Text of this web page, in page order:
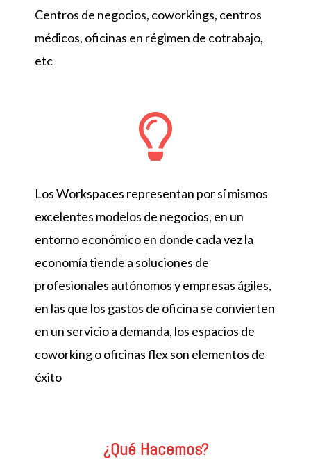
Centros de negocios, coworkings, centros
médicos, oficinas en régimen de cotrabajo,
etc
Los Workspaces representan por sí mismos
excelentes modelos de negocios, en un
entorno económico en donde cada vez la
economía tiende a soluciones de
profesionales autónomos y empresas ágiles,
en las que los gastos de oficina se convierten
en un servicio a demanda, los espacios de
coworking o oficinas flex son elementos de
éxito
¿Qué Hacemos?